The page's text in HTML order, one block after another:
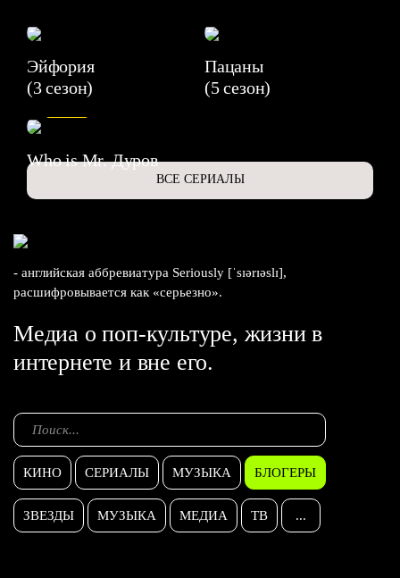
Эйфория
(3 сезон)
Пацаны
(5 сезон)
Who is Mr. Дуров
ВСЕ СЕРИАЛЫ
- английская аббревиатура Seriously [ˈsɪərɪəslɪ],
расшифровывается как «серьезно».
Медиа о поп-культуре, жизни в
интернете и вне его.
КИНО СЕРИАЛЫ МУЗЫКА БЛОГЕРЫ
ЗВЕЗДЫ МУЗЫКА МЕДИА ТВ ...